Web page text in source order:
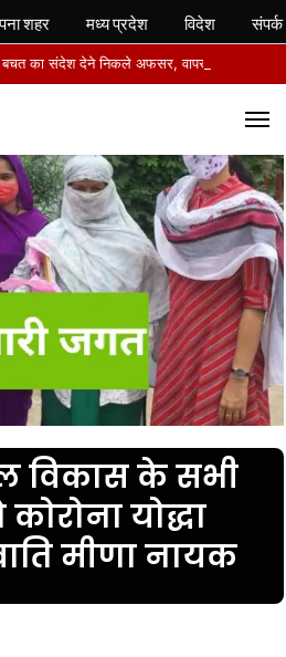
विकास के सभी
योद्धा
मीणा नायक
शहर मध्य प्रदेश विदेश संपर्क